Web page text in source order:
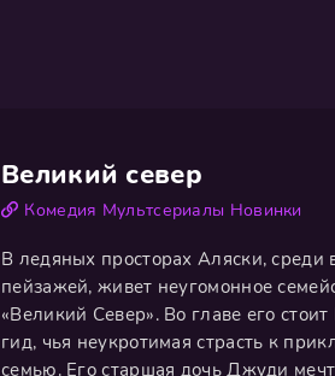
Великий север
Комедия Мультсериалы Новинки
В ледяных просторах Аляски, среди
пейзажей, живет неугомонное
«Великий Север». Во главе его
гид, чья неукротимая страсть к
семью. Его старшая дочь Джуди